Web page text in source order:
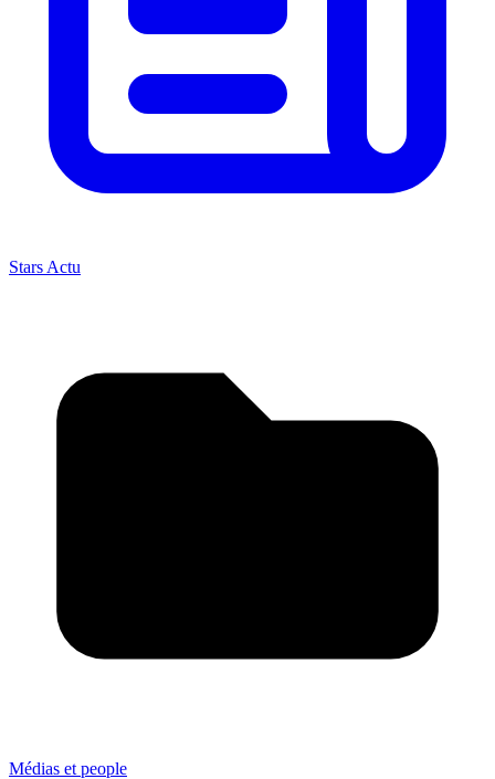
Stars Actu
Médias et people